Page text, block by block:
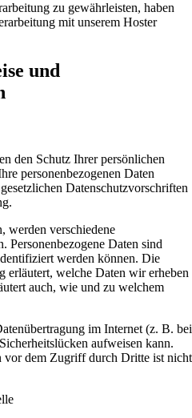
zu gewährleisten, haben
mit unserem Hoster
und
den Schutz Ihrer persönlichen
personenbezogenen Daten
Datenschutzvorschriften
werden verschiedene
Personenbezogene Daten sind
werden können. Die
erläutert, welche Daten wir erheben
auch, wie und zu welchem
im Internet (z. B. bei
aufweisen kann.
vor dem Zugriff durch Dritte ist nicht